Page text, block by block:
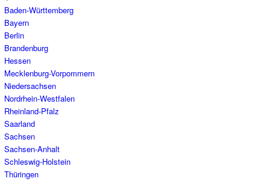
Baden-Württemberg
Bayern
Berlin
Brandenburg
Hessen
Mecklenburg-Vorpommern
Niedersachsen
Nordrhein-Westfalen
Rheinland-Pfalz
Saarland
Sachsen
Sachsen-Anhalt
Schleswig-Holstein
Thüringen